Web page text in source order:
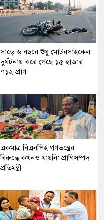
সাড়ে ৬ বছরে শুধু মোটরসাইকেল
দুর্ঘটনায় ঝরে গেছে ১৫ হাজার
৭১২ প্রাণ
একমাত্র বিএনপিই গণতন্ত্রের
বিরুদ্ধে কখনও যায়নি: প্রাণিসম্পদ
প্রতিমন্ত্রী